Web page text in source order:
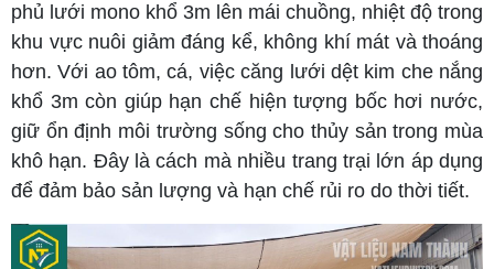
phủ lưới mono khổ 3m lên mái chuồng, nhiệt độ trong
khu vực nuôi giảm đáng kể, không khí mát và thoáng
hơn. Với ao tôm, cá, việc căng lưới dệt kim che nắng
khổ 3m còn giúp hạn chế hiện tượng bốc hơi nước,
giữ ổn định môi trường sống cho thủy sản trong mùa
khô hạn. Đây là cách mà nhiều trang trại lớn áp dụng
để đảm bảo sản lượng và hạn chế rủi ro do thời tiết.